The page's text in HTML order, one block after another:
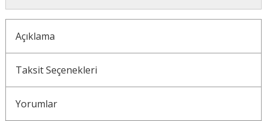
Açıklama
Taksit Seçenekleri
Yorumlar